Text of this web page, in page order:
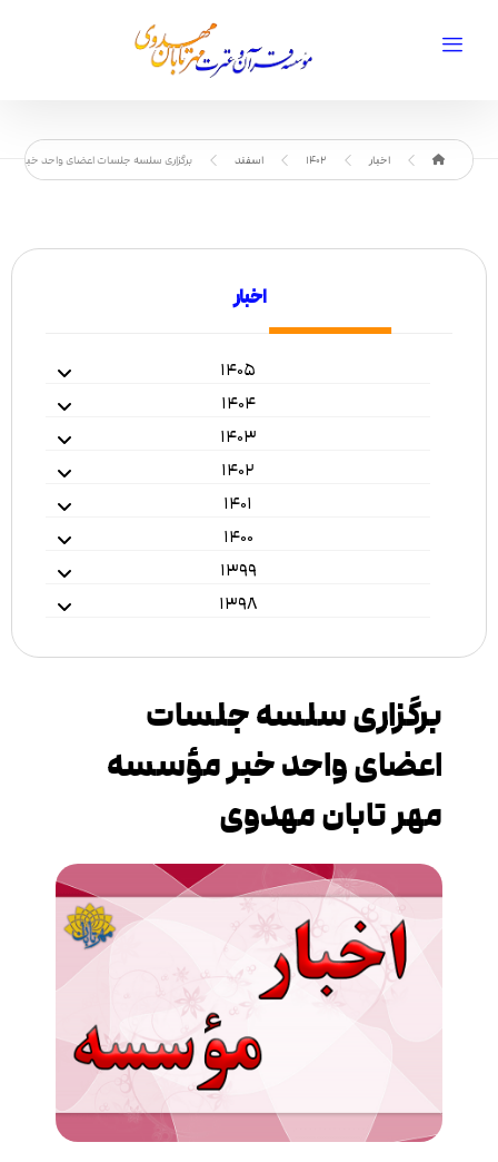
اخبار 1402 اسفند برگزاری سلسه جلسات اعضای واحد خبر
اخبار
۱۴۰۵
۱۴۰۴
۱۴۰۳
۱۴۰۲
۱۴۰۱
۱۴۰۰
۱۳۹۹
۱۳۹۸
برگزاری سلسه جلسات
اعضای واحد خبر مؤسسه
مهر تابان مهدوی